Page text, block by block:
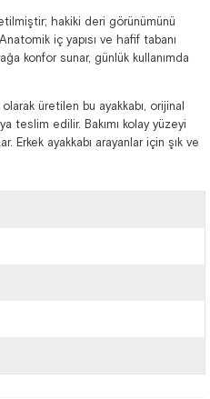
hakiki deri görünümünü
iç yapısı ve hafif tabanı
konfor sunar, günlük kullanımda
üretilen bu ayakkabı, orijinal
teslim edilir. Bakımı kolay yüzeyi
Erkek ayakkabı arayanlar için şık ve